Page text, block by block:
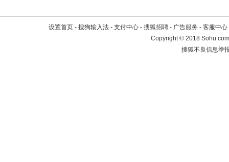
设置首页 - 搜狗输入法 - 支付中心 - 搜狐招聘 - 广告服务 - 客服中心
Copyright©2018
搜狐不良信息举